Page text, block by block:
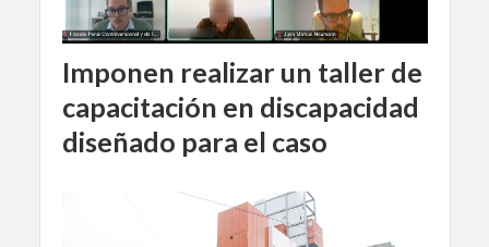
Imponen realizar un taller de
capacitación en discapacidad
diseñado para el caso